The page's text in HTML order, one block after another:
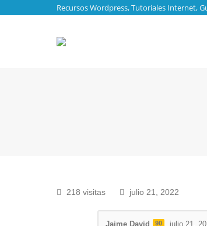
Recursos Wordpress, Tutoriales Internet,
218 visitas julio 21, 2022
Jaime David 90 julio 21,